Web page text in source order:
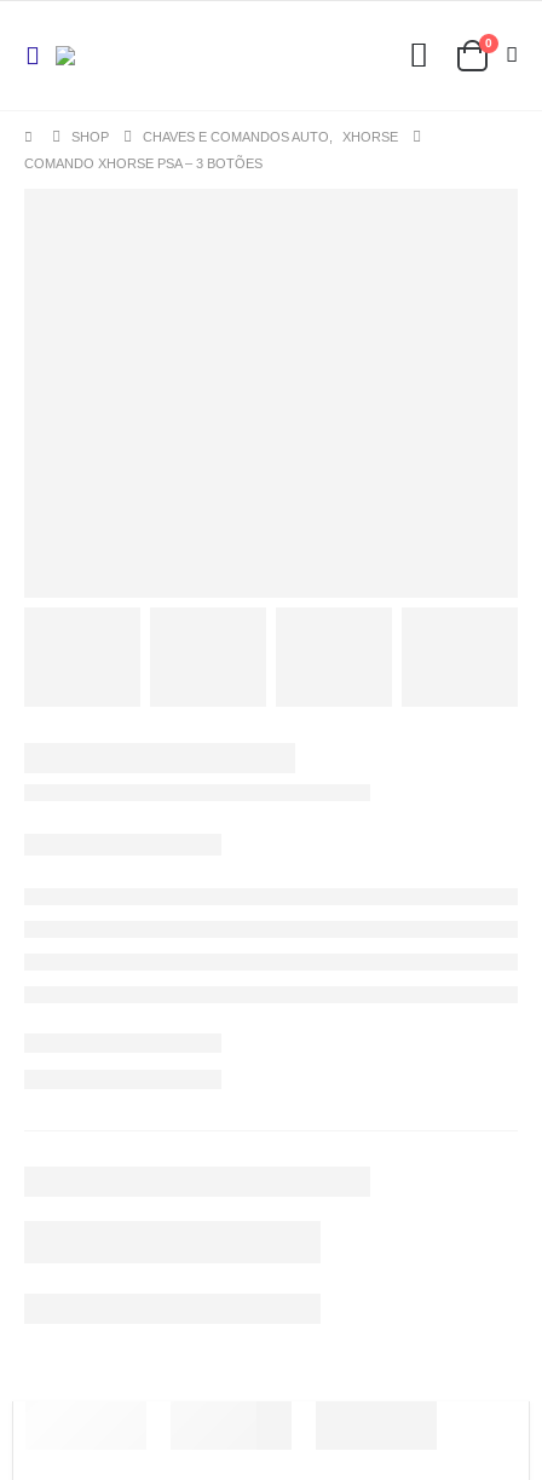
0
SHOP CHAVES E COMANDOS AUTO
XHORSE
COMANDO XHORSE PSA – 3 BOTÕES